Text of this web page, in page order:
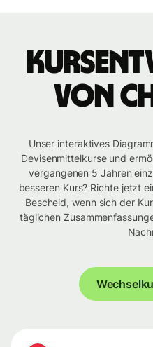
von
Unser interaktives
Devisenmittelkurse und
vergangenen 5 Jahren
besseren Kurs? Richte jetzt
Bescheid, wenn sich der
täglichen